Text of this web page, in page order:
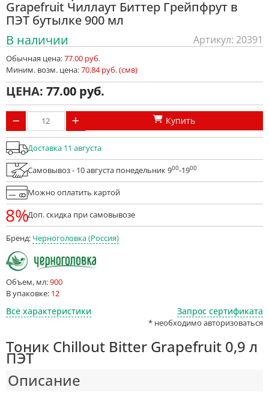
Grapefruit Чиллаут Биттер Грейпфрут в
ПЭТ бутылке 900 мл
В наличии
Артикул: 20391
Обычная цена:77.00 руб.
Миним. возм. цена:70.84 руб. (смв)
ЦЕНА: 77.00
Купить
Доставка 11 августа
Самовывоз - 10 августа понедельник 900-1900
Можно оплатить картой
8%Доп. скидка при самовывозе
Бренд: Черноголовка (Россия)
Объем, мл:900
В упаковке: 12
Все характеристики Запрос сертификата
* необходимо авторизоваться
Тоник Chillout Bitter Grapefruit 0,9 л
ПЭТ
Описание